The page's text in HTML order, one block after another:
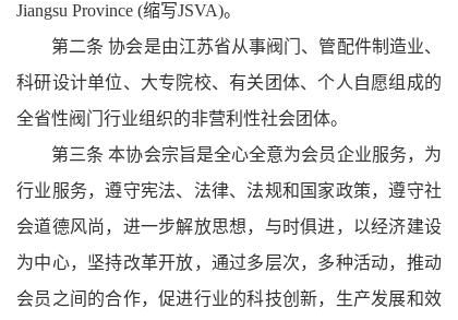
Jiangsu Province (缩写JSVA)。
第二条 协会是由江苏省从事阀门、管配件制造业、
科研设计单位、大专院校、有关团体、个人自愿组成的
全省性阀门行业组织的非营利性社会团体。
第三条 本协会宗旨是全心全意为会员企业服务，为
行业服务，遵守宪法、法律、法规和国家政策，遵守社
会道德风尚，进一步解放思想，与时俱进，以经济建设
为中心，坚持改革开放，通过多层次，多种活动，推动
会员之间的合作，促进行业的科技创新，生产发展和效